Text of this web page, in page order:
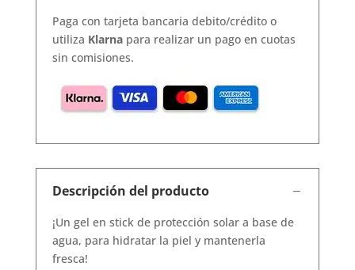
Paga con tarjeta bancaria debito/crédito o
utiliza Klarnapara realizar un pago en cuotas
sin comisiones.
Descripción del producto
¡Un gel en stick de protección solar a base de
agua, para hidratar la piel y mantenerla
fresca!